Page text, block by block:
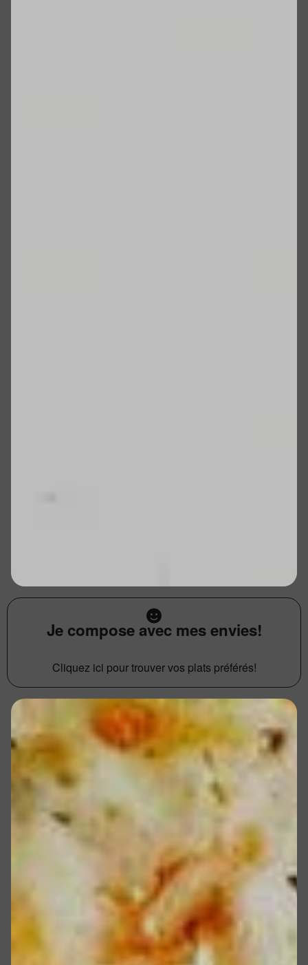
Je compose avec mes envies!
Cliquez ici pour trouver vos plats préférés!